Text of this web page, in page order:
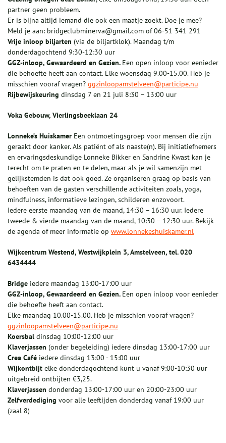
partner geen probleem.
Er is bijna altijd iemand die ook een maatje zoekt. Doe je mee?
Meld je aan: bridgeclubminerva@gmail.com of 06-51 341 291
Vrije inloop biljarten (via de biljartklok). Maandag t/m
donderdagochtend 9:30-12:30 uur
GGZ-inloop, Gewaardeerd en Gezien. Een open inloop voor eenieder
die behoefte heeft aan contact. Elke woensdag 9.00-15.00. Heb je
misschien vooraf vragen? ggzinloopamstelveen@participe.nu
Rijbewijskeuring dinsdag 7 en 21 juli 8:30 – 13:00 uur
Voka Gebouw, Vierlingsbeeklaan 24
Lonneke’s Huiskamer Een ontmoetingsgroep voor mensen die zijn
geraakt door kanker. Als patiënt of als naaste(n). Bij initiatiefnemers
en ervaringsdeskundige Lonneke Bikker en Sandrine Kwast kan je
terecht om te praten en te delen, maar als je wil samenzijn met
gelijkstemden is dat ook goed. Ze organiseren graag op basis van
behoeften van de gasten verschillende activiteiten zoals, yoga,
mindfulness, informatieve lezingen, schilderen enzovoort.
Iedere eerste maandag van de maand, 14:30 – 16:30 uur. Iedere
tweede & vierde maandag van de maand, 10:30 – 12:30 uur. Bekijk
de agenda of meer informatie op www.lonnekeshuiskamer.nl
Wijkcentrum Westend, Westwijkplein 3, Amstelveen, tel. 020
6434444
Bridge iedere maandag 13:00-17:00 uur
GGZ-inloop, Gewaardeerd en Gezien. Een open inloop voor eenieder
die behoefte heeft aan contact.
Elke maandag 10.00-15.00. Heb je misschien vooraf vragen?
ggzinloopamstelveen@participe.nu
Koersbal dinsdag 10:00-12:00 uur
Klaverjassen (onder begeleiding) iedere dinsdag 13:00-17:00 uur
Crea Café iedere dinsdag 13:00 - 15:00 uur
Wijkontbijt elke donderdagochtend kunt u vanaf 9:00-10:30 uur
uitgebreid ontbijten €3,25.
Klaverjassen donderdag 13:00-17:00 uur en 20:00-23:00 uur
Zelfverdediging voor alle leeftijden donderdag vanaf 19:00 uur
(zaal 8)